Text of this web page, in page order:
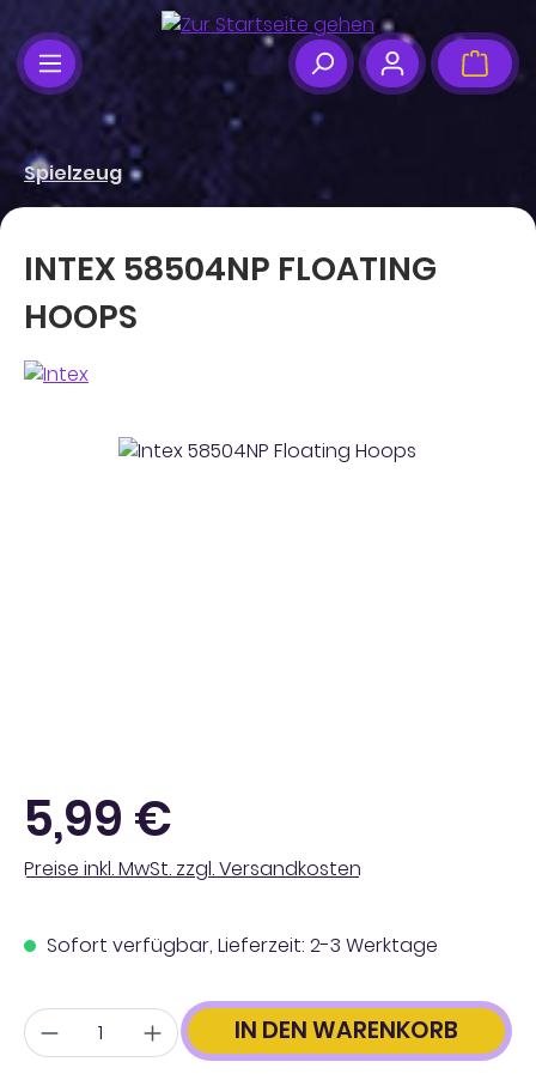
Zum Hauptinhalt springen
Spielzeug
INTEX 58504NP FLOATING
HOOPS
Bildergalerie überspringen
Regulärer Preis:
5,99 €
Preise inkl. MwSt. zzgl. Versandkosten
Sofort verfügbar, Lieferzeit: 2-3 Werktage
Anzahl IN DEN WARENKORB